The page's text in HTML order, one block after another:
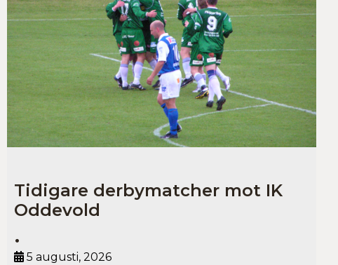
Tidigare derbymatcher mot IK
Oddevold
•
5 augusti, 2026